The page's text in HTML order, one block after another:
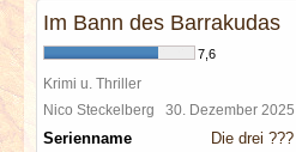
Im Bann des Barrakudas
7,6
Krimi u. Thriller
Nico Steckelberg 30. Dezember 2025
Serienname
Die drei ???